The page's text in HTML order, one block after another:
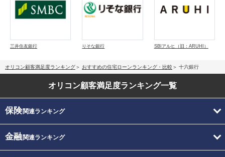
三井住友銀行 りそな銀行 SBIアルヒ（旧：ARUHI）
オリコン顧客満足度ランキング おすすめの住宅ローンランキング・比較 十六銀行
オリコン顧客満足度ランキング一覧
保険関連ランキング
金融関連ランキング